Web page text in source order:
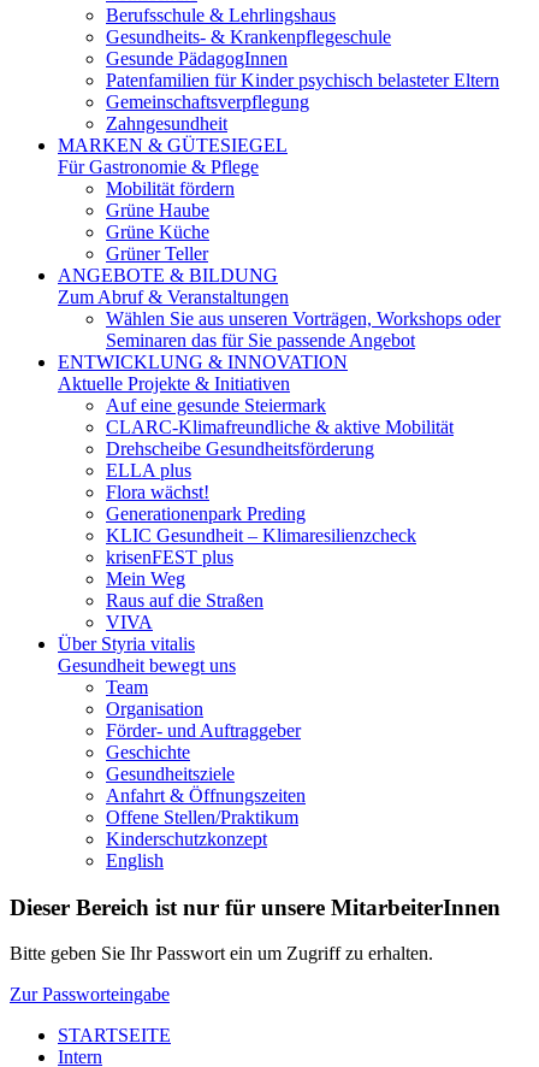
Berufsschule & Lehrlingshaus
Gesundheits- & Krankenpflegeschule
Gesunde PädagogInnen
Patenfamilien für Kinder psychisch belasteter Eltern
Gemeinschaftsverpflegung
Zahngesundheit
MARKEN & GÜTESIEGEL
Für Gastronomie & Pflege
Mobilität fördern
Grüne Haube
Grüne Küche
Grüner Teller
ANGEBOTE & BILDUNG
Zum Abruf & Veranstaltungen
Wählen Sie aus unseren Vorträgen, Workshops oder
Seminaren das für Sie passende Angebot
ENTWICKLUNG & INNOVATION
Aktuelle Projekte & Initiativen
Auf eine gesunde Steiermark
CLARC-Klimafreundliche & aktive Mobilität
Drehscheibe Gesundheitsförderung
ELLA plus
Flora wächst!
Generationenpark Preding
KLIC Gesundheit – Klimaresilienzcheck
krisenFEST plus
Mein Weg
Raus auf die Straßen
VIVA
Über Styria vitalis
Gesundheit bewegt uns
Team
Organisation
Förder- und Auftraggeber
Geschichte
Gesundheitsziele
Anfahrt & Öffnungszeiten
Offene Stellen/Praktikum
Kinderschutzkonzept
English
Dieser Bereich ist nur für unsere MitarbeiterInnen
Bitte geben Sie Ihr Passwort ein um Zugriff zu erhalten.
Zur Passworteingabe
STARTSEITE
Intern